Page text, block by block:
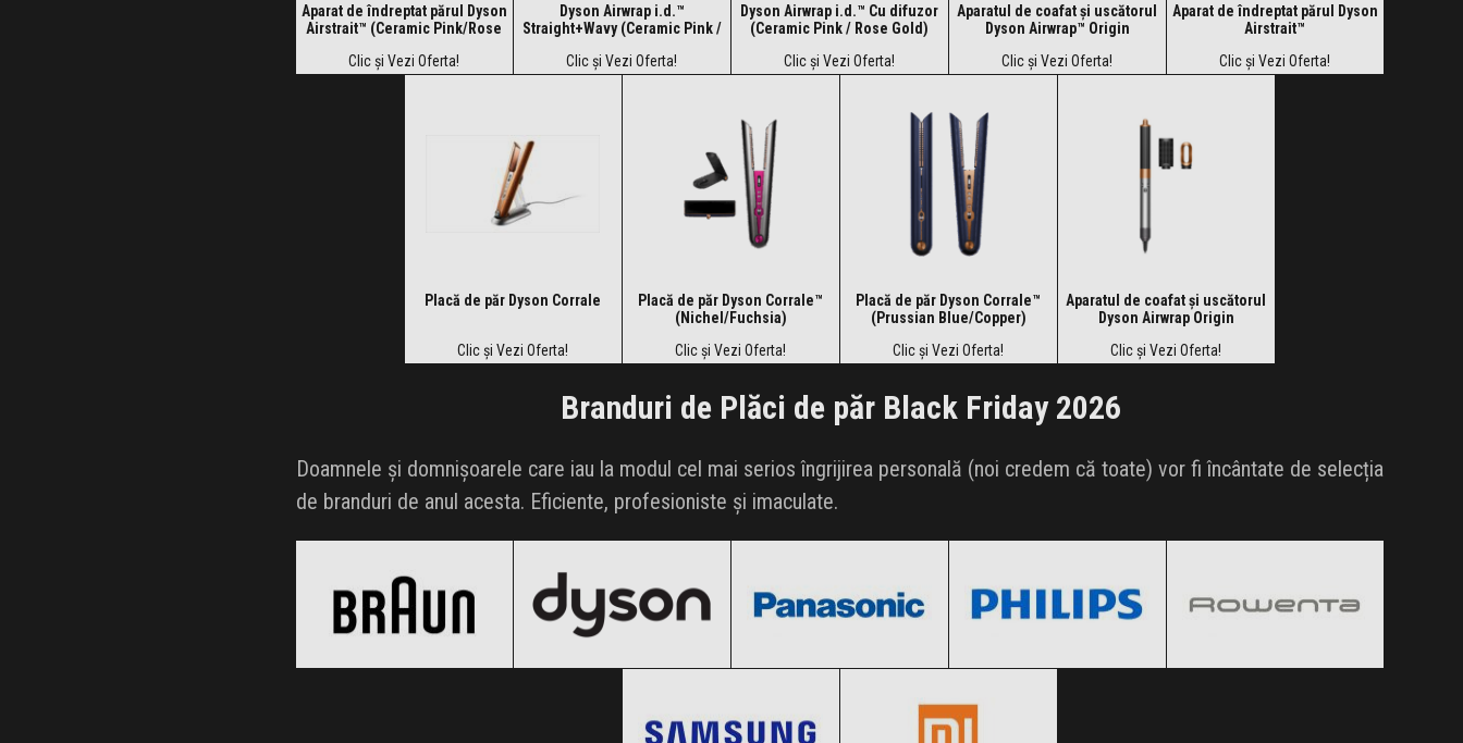
Aparat de îndreptat părul Dyson
Airstrait™ (Ceramic Pink/Rose
Clic și Vezi Oferta!
Dyson Airwrap i.d.™
Straight+Wavy (Ceramic Pink /
Clic și Vezi Oferta!
Dyson Airwrap i.d.™ Cu difuzor
(Ceramic Pink / Rose Gold)
Clic și Vezi Oferta!
Aparatul de coafat și uscătorul
Dyson Airwrap™ Origin
Clic și Vezi Oferta!
Aparat de îndreptat părul Dyson
Airstrait™
Clic și Vezi Oferta!
Placă de păr Dyson Corrale
Clic și Vezi Oferta!
Placă de păr Dyson Corrale™
(Nichel/Fuchsia)
Clic și Vezi Oferta!
Placă de păr Dyson Corrale™
(Prussian Blue/Copper)
Clic și Vezi Oferta!
Aparatul de coafat și uscătorul
Dyson Airwrap Origin
Clic și Vezi Oferta!
Branduri de Plăci de păr Black Friday 2026
Doamnele și domnișoarele care iau la modul cel mai serios îngrijirea personală (noi credem că toate) vor fi încântate de selecția
de branduri de anul acesta. Eficiente, profesioniste și imaculate.
Clic și Vezi Ofertele! Clic și Vezi Ofertele! Clic și Vezi Ofertele! Clic și Vezi Ofertele! Clic și Vezi Ofertele!